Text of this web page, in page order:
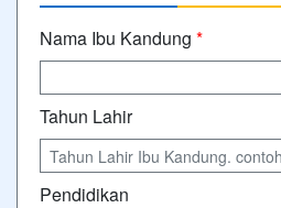
Nama Ibu Kandung *
Tahun Lahir
Pendidikan